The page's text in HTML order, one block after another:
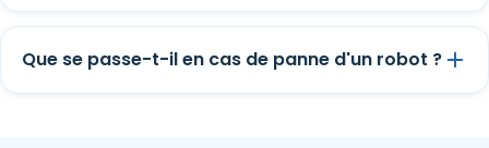
Que se passe-t-il en cas de panne d'un robot ?